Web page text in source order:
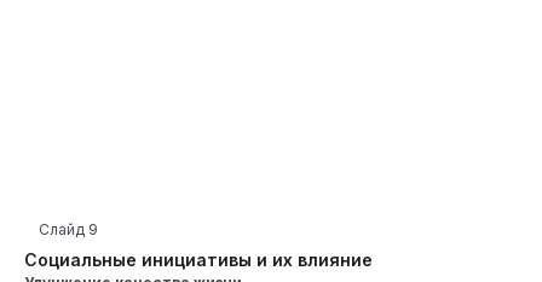
Социальные инициативы и их влияние
Слайд 9